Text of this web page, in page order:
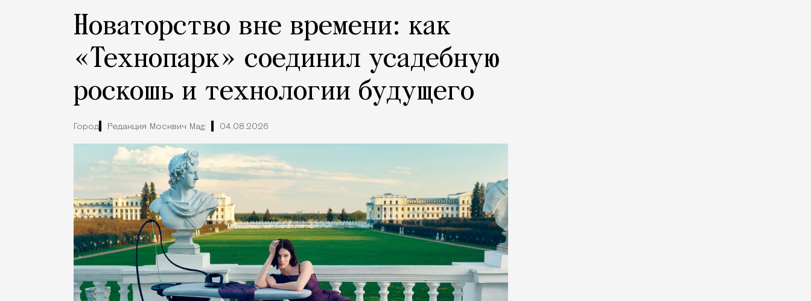
Новаторство вне времени: как
«Технопарк» соединил усадебную
роскошь и технологии будущего
Город Редакция Москвич Mag 04.08.2026